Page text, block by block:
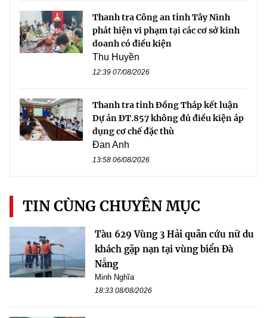
Thanh tra Công an tỉnh Tây Ninh
phát hiện vi phạm tại các cơ sở kinh
doanh có điều kiện
Thu Huyền
12:39 07/08/2026
Thanh tra tỉnh Đồng Tháp kết luận
Dự án ĐT.857 không đủ điều kiện áp
dụng cơ chế đặc thù
Đan Anh
13:58 06/08/2026
TIN CÙNG CHUYÊN MỤC
Tàu 629 Vùng 3 Hải quân cứu nữ du
khách gặp nạn tại vùng biển Đà
Nẵng
Minh Nghĩa
18:33 08/08/2026